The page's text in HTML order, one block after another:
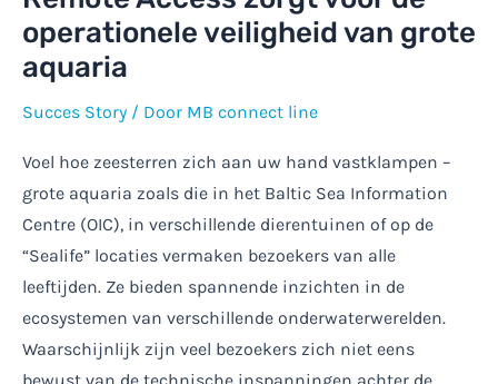
operationele veiligheid van grote
aquaria
Succes Story / Door MB connect line
Voel hoe zeesterren zich aan uw hand vastklampen –
grote aquaria zoals die in het Baltic Sea Information
Centre (OIC), in verschillende dierentuinen of op de
“Sealife” locaties vermaken bezoekers van alle
leeftijden. Ze bieden spannende inzichten in de
ecosystemen van verschillende onderwaterwerelden.
Waarschijnlijk zijn veel bezoekers zich niet eens